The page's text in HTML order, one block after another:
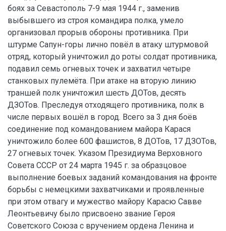
боях за Севастополь 7-9 мая 1944 г., заменив
выбывшего из строя командира полка, умело
организовал прорыв обороны противника. При
штурме Сапун-горы лично повёл в атаку штурмовой
отряд, который уничтожил до роты солдат противника,
подавил семь огневых точек и захватил четыре
станковых пулемёта. При атаке на вторую линию
траншей полк уничтожил шесть ДОТов, десять
ДЗОТов. Преследуя отходящего противника, полк в
числе первых вошёл в город. Всего за 3 дня боёв
соединение под командованием майора Карася
уничтожило более 600 фашистов, 8 ДОТов, 17 ДЗОТов,
27 огневых точек. Указом Президиума Верховного
Совета СССР от 24 марта 1945 г. за образцовое
выполнение боевых заданий командования на фронте
борьбы с немецкими захватчиками и проявленные
при этом отвагу и мужество майору Карасю Савве
Леонтьевичу было присвоено звание Героя
Советского Союза с вручением ордена Ленина и